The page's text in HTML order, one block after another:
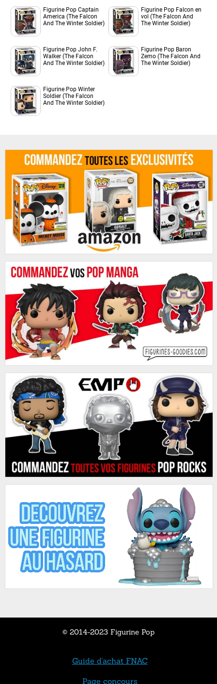
Figurine Pop Captain
America (The Falcon
And The Winter Soldier)
Figurine Pop Falcon en
vol (The Falcon And
The Winter Soldier)
Figurine Pop John F.
Walker (The Falcon
And The Winter Soldier)
Figurine Pop Baron
Zemo (The Falcon And
The Winter Soldier)
Figurine Pop Winter
Soldier (The Falcon
And The Winter Soldier)
© 2014-2023 Figurine Pop
Guide d'achat FNAC
Page concours